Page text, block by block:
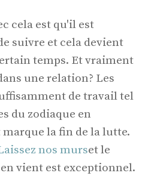
cela est qu'il est
suivre et cela devient
temps. Et vraiment
une relation? Les
de travail tel
du zodiaque en
la fin de la lutte.
nos murset le
vient est exceptionnel.